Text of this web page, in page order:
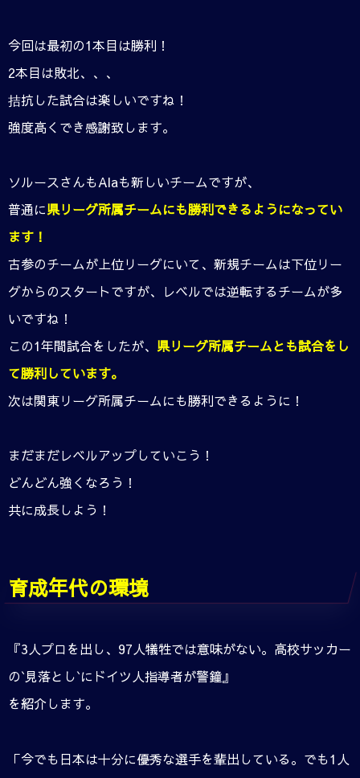
今回は最初の1本目は勝利！
2本目は敗北、、、
拮抗した試合は楽しいですね！
強度高くでき感謝致します。
ソルースさんもAlaも新しいチームですが、
普通に県リーグ所属チームにも勝利できるようになってい
ます！
古参のチームが上位リーグにいて、新規チームは下位リー
グからのスタートですが、レベルでは逆転するチームが多
いですね！
この1年間試合をしたが、 県リーグ所属チームとも試合をし
て勝利しています。
次は関東リーグ所属チームにも勝利できるように！
まだまだレベルアップしていこう！
どんどん強くなろう！
共に成長しよう！
育成年代の環境
『3人プロを出し、97人犠牲では意味がない。高校サッカー
の`見落とし`にドイツ人指導者が警鐘』
を紹介します。
「今でも日本は十分に優秀な選手を輩出している。でも1人